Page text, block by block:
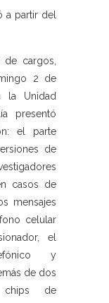
a partir del
de cargos,
2 de
la Unidad
presentó
el parte
de
casos de
mensajes
celular
el
y
de dos
chips de